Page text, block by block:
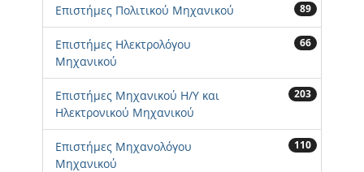
Επιστήμες Πολιτικού Μηχανικού 89
Επιστήμες Ηλεκτρολόγου
Μηχανικού
66
Επιστήμες Μηχανικού Η/Υ και
Ηλεκτρονικού Μηχανικού
203
Επιστήμες Μηχανολόγου
Μηχανικού
110